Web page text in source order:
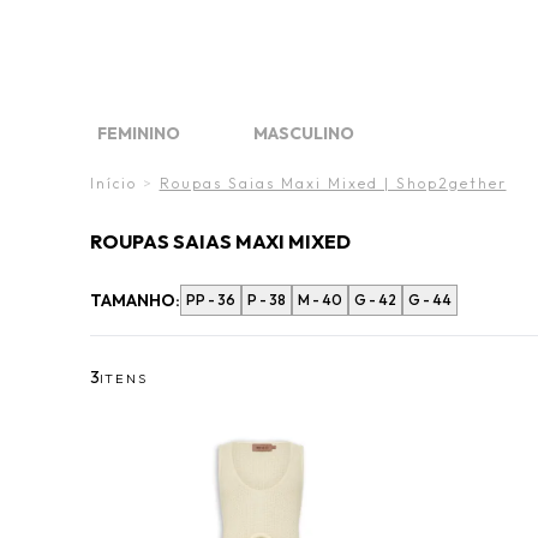
FEMININO MASCULINO
FINAL LIQUIDA WHAT´S NEW MARCAS
FINAL LIQUIDA WHAT'S NEW MARCAS
Início > Roupas Saias Maxi Mixed | Shop2gether
ROUPAS SAIAS MAXI MIXED
TAMANHO: PP - 36 P - 38 M - 40 G - 42 G - 44
3ITENS